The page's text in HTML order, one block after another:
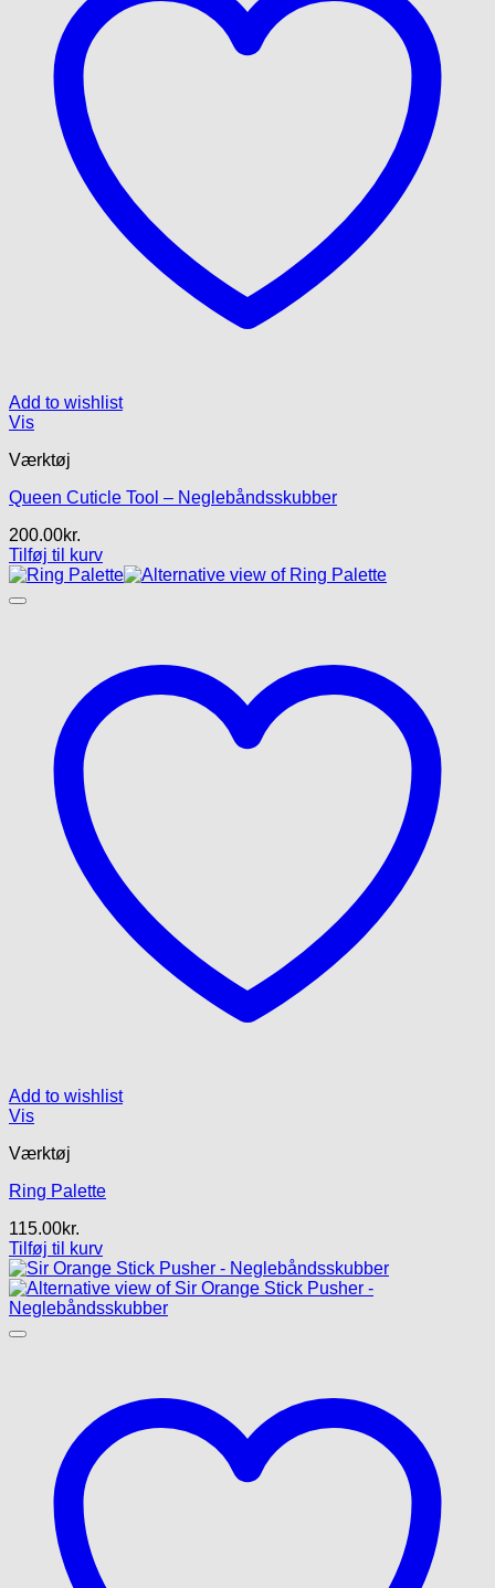
Add to wishlist
Vis
Værktøj
Queen Cuticle Tool – Neglebåndsskubber
200.00kr.
Tilføj til kurv
Add to wishlist
Vis
Værktøj
Ring Palette
115.00kr.
Tilføj til kurv